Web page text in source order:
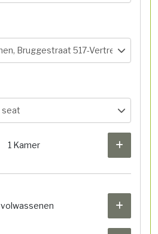
Bruggestraat 517-Vertrekhal
seat
1 Kamer